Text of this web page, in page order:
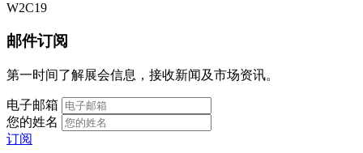
W2C19
邮件订阅
第一时间了解展会信息，接收新闻及市场资讯。
电子邮箱
您的姓名
订阅